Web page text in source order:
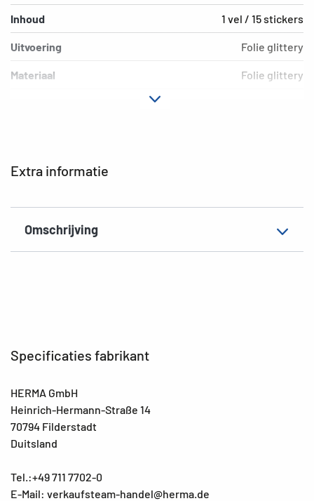
Extra informatie
Omschrijving
Inhoud 1 vel / 15 stickers
Uitvoering Folie glittery
Materiaal Folie glittery
Specificaties fabrikant
HERMA GmbH
Heinrich-Hermann-Straße 14
70794 Filderstadt
Duitsland
Tel.:+49 711 7702-0
E-Mail: verkaufsteam-handel@herma.de